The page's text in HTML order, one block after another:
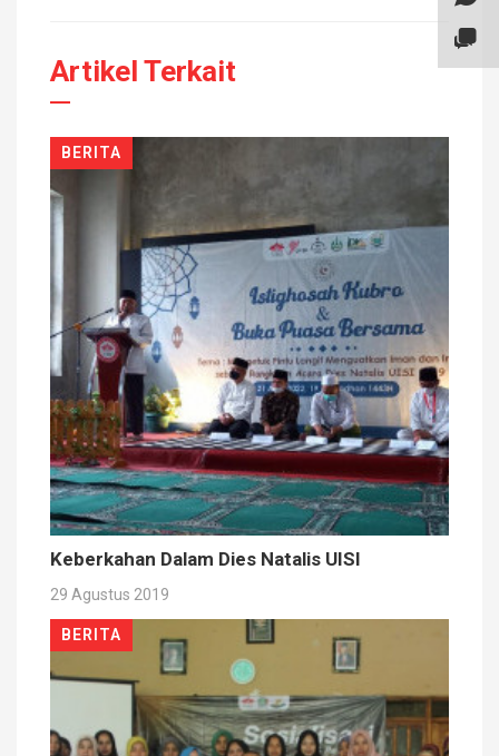
Artikel Terkait
BERITA
Keberkahan Dalam Dies Natalis UISI
29 Agustus 2019
BERITA